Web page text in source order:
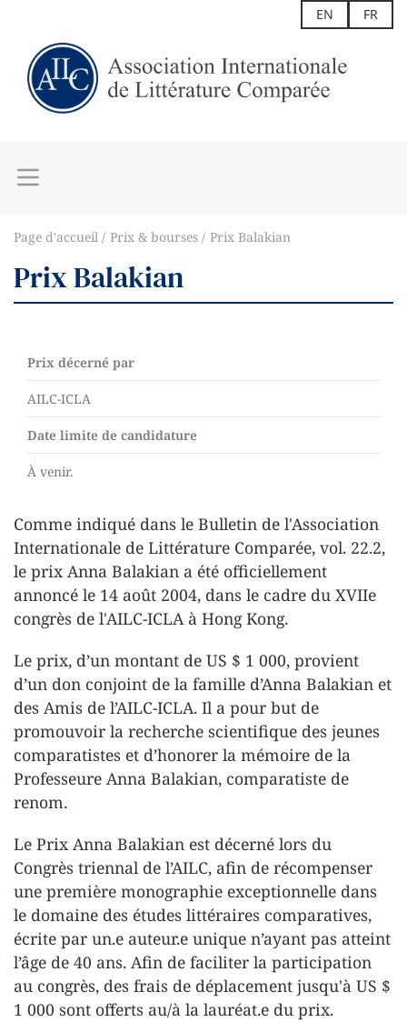
EN FR
Page d'accueil Prix & bourses Prix Balakian
Prix Balakian
Prix décerné par
AILC-ICLA
Date limite de candidature
À venir.
Comme indiqué dans le Bulletin de l'Association
Internationale de Littérature Comparée, vol. 22.2,
le prix Anna Balakian a été officiellement
annoncé le 14 août 2004, dans le cadre du XVIIe
congrès de l'AILC-ICLA à Hong Kong.
Le prix, d’un montant de US $ 1 000, provient
d’un don conjoint de la famille d’Anna Balakian et
des Amis de l’AILC-ICLA. Il a pour but de
promouvoir la recherche scientifique des jeunes
comparatistes et d’honorer la mémoire de la
Professeure Anna Balakian, comparatiste de
renom.
Le Prix Anna Balakian est décerné lors du
Congrès triennal de l’AILC, afin de récompenser
une première monographie exceptionnelle dans
le domaine des études littéraires comparatives,
écrite par un.e auteur.e unique n’ayant pas atteint
l’âge de 40 ans. Afin de faciliter la participation
au congrès, des frais de déplacement jusqu'à US $
1 000 sont offerts au/à la lauréat.e du prix.